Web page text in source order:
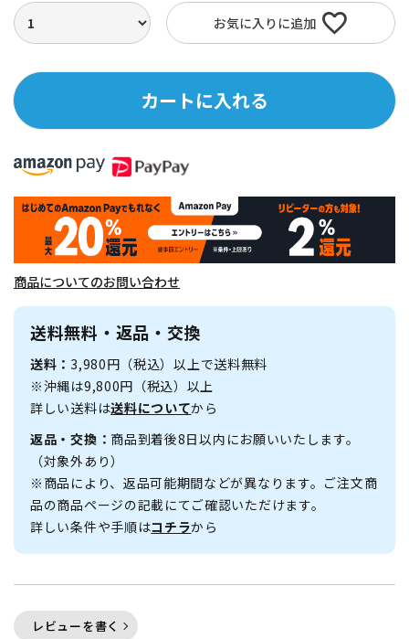
お気に入りに追加
カートに入れる
商品についてのお問い合わせ
送料無料・返品・交換
送料：3,980円（税込）以上で送料無料
※沖縄は9,800円（税込）以上
詳しい送料は送料についてから
返品・交換： 商品到着後8日以内にお願いいたします。
（対象外あり）
※商品により、返品可能期間などが異なります。ご注文商
品の商品ページの記載にてご確認いただけます。
詳しい条件や手順はコチラから
レビューを書く